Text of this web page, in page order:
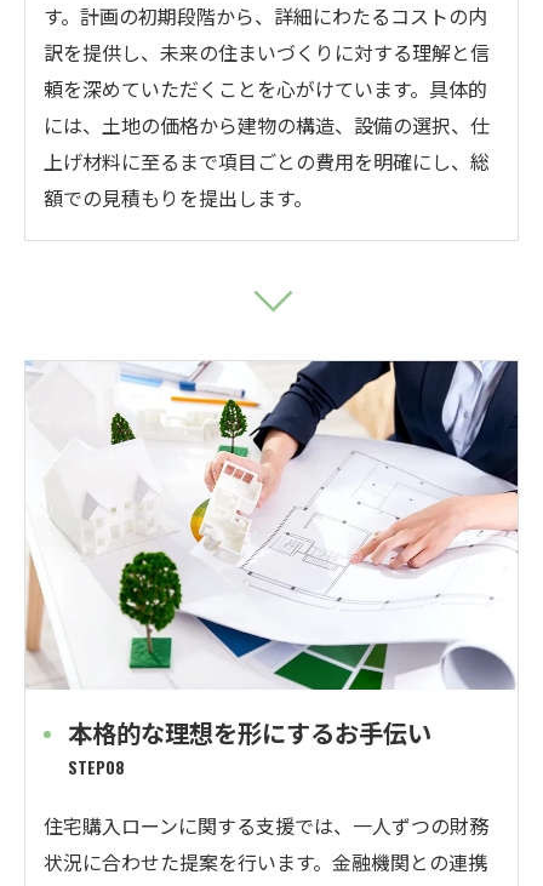
す。計画の初期段階から、詳細にわたるコストの内
訳を提供し、未来の住まいづくりに対する理解と信
頼を深めていただくことを心がけています。具体的
には、土地の価格から建物の構造、設備の選択、仕
上げ材料に至るまで項目ごとの費用を明確にし、総
額での見積もりを提出します。
本格的な理想を形にするお手伝い
STEP08
住宅購入ローンに関する支援では、一人ずつの財務
状況に合わせた提案を行います。金融機関との連携